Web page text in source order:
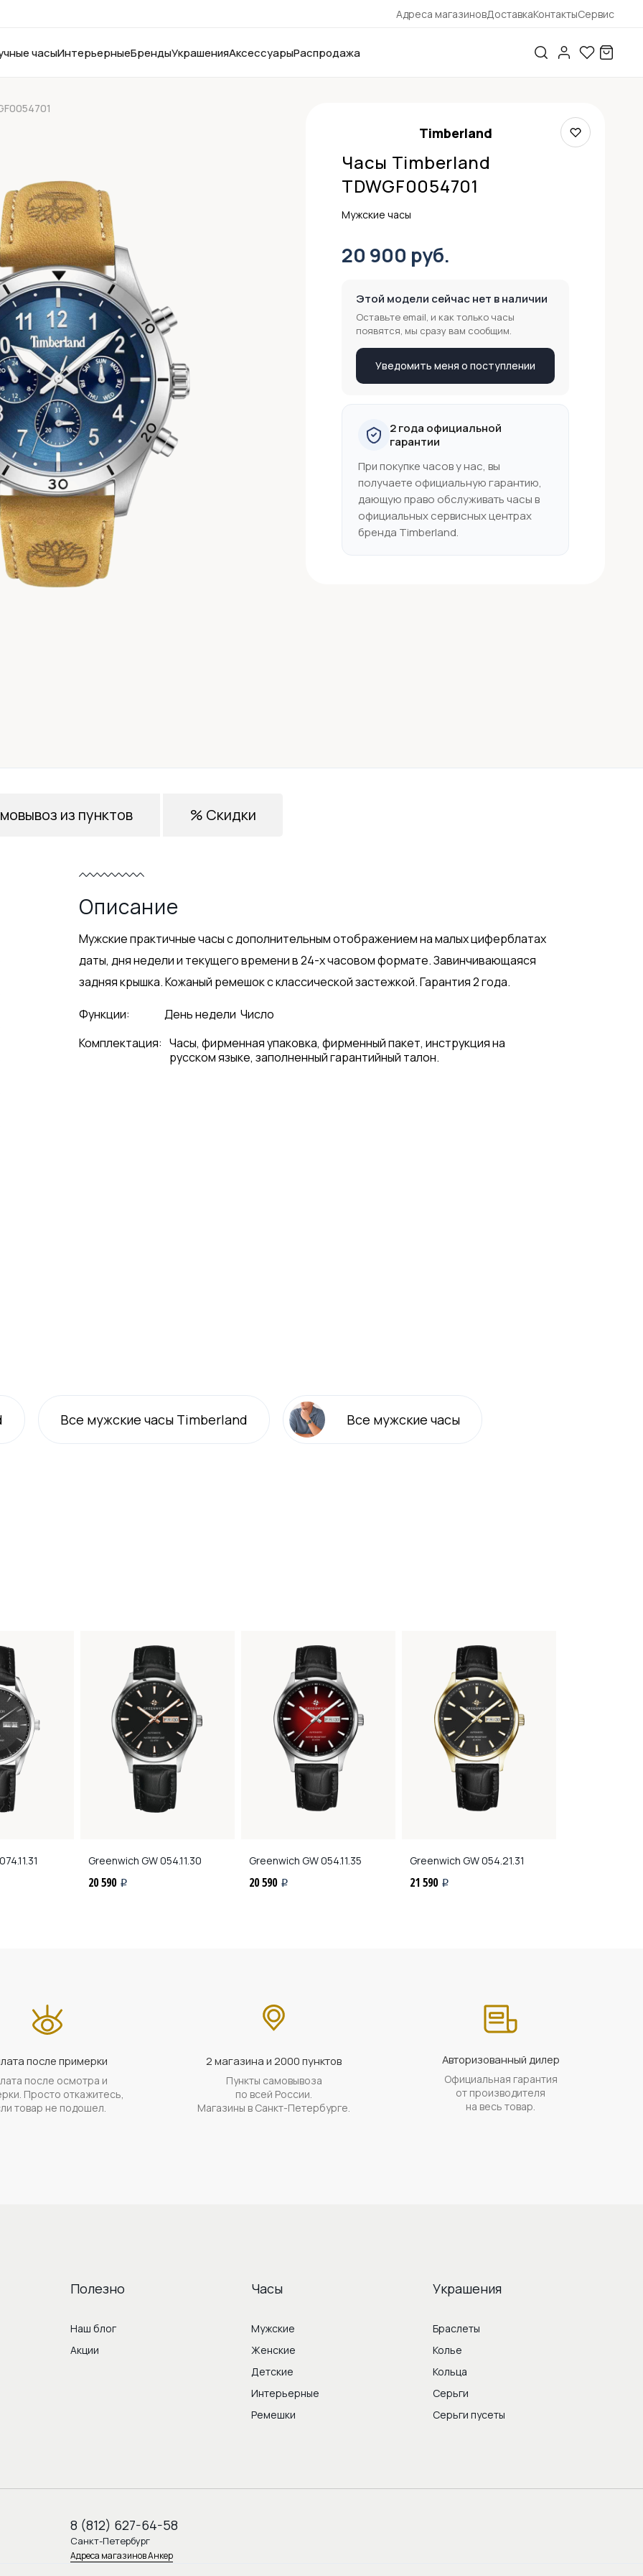
Адреса магазиновДоставкаКонтактыСервис
часыИнтерьерныеБрендыУкрашенияАксессуарыРаспродажа
Timberland
Часы Timberland
TDWGF0054701
Мужские часы
20 900 руб.
Этой модели сейчас нет в наличии
Оставьте email, и как только часы
появятся, мы сразу вам сообщим.
Уведомить меня о поступлении
2 года официальной
гарантии
При покупке часов у нас, вы
получаете официальную гарантию,
дающую право обслуживать часы в
официальных сервисных центрах
бренда Timberland.
Описание
Мужские практичные часы с дополнительным отображением на малых циферблатах
даты, дня недели и текущего времени в 24-х часовом формате. Завинчивающаяся
задняя крышка. Кожаный ремешок с классической застежкой. Гарантия 2 года.
Функции: День недели Число
Комплектация: Часы, фирменная упаковка, фирменный пакет, инструкция на
русском языке, заполненный гарантийный талон.
из пунктов % Скидки
Все мужские часы Timberland Все мужские часы
Greenwich GW 054.11.30
20 590 i
Greenwich GW 054.11.35
20 590 i
Greenwich GW 054.21.31
21 590 i
после примерки
после осмотра и
Просто откажитесь,
товар не подошел.
2 магазина и 2000 пунктов
Пункты самовывоза
по всей России.
Магазины в Санкт-Петербурге.
Авторизованный дилер
Официальная гарантия
от производителя
на весь товар.
Полезно
Наш блог
Акции
Часы
Мужские
Женские
Детские
Интерьерные
Ремешки
Украшения
Браслеты
Колье
Кольца
Серьги
Серьги пусеты
8 (812) 627-64-58
Санкт-Петербург
Адреса магазинов Анкер